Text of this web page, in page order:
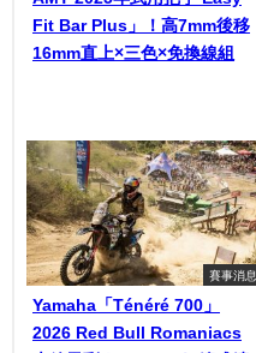
Fit Bar Plus」！高7mm後移
16mm直上×三色×免換線組
賽事消息
Yamaha「Ténéré 700」
2026 Red Bull Romaniacs